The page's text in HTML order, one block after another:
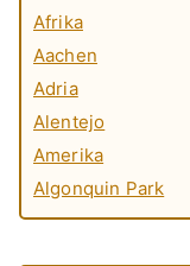
Afrika
Aachen
Adria
Alentejo
Amerika
Algonquin Park